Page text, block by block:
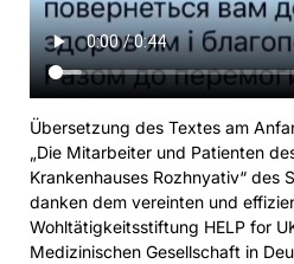
Übersetzung des Textes am
„Die Mitarbeiter und Patienten
Krankenhauses Rozhnyativ“ des
danken dem vereinten und
Wohltätigkeitsstiftung HELP for
Medizinischen Gesellschaft in